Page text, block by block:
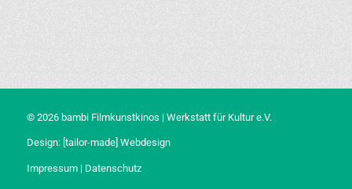
© 2026 bambi Filmkunstkinos | Werkstatt für Kultur e.V.
Design: [tailor-made] Webdesign
Impressum| Datenschutz